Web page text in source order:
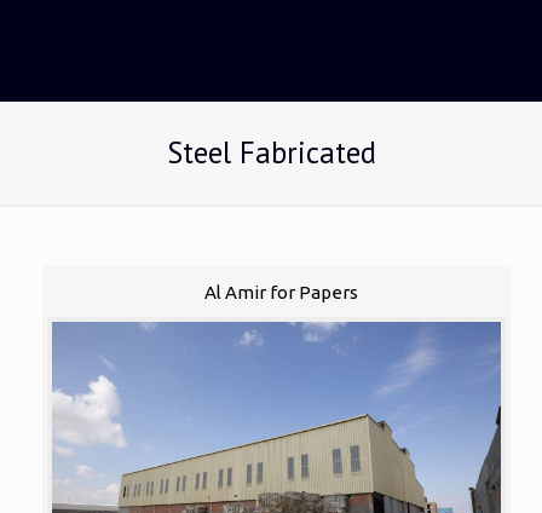
Steel Fabricated
Al Amir for Papers